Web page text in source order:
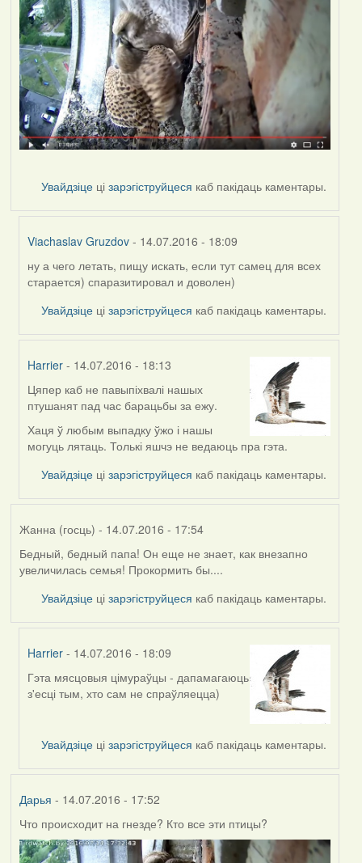
Увайдзіце цізарэгіструйцеся каб пакідаць каментары.
Viachaslav Gruzdov - 14.07.2016 - 18:09
In
reply
Дарья
ну а чего летать, пищу искать, если тут самец для всех
старается) спаразитировал и доволен)
Увайдзіце цізарэгіструйцеся каб пакідаць каментары.
Harrier - 14.07.2016 - 18:13
In
reply
to
by
Цяпер каб не павыпіхвалі нашых
птушанят пад час барацьбы за ежу.
Хаця ў любым выпадку ўжо і нашы
могуць лятаць. Толькі яшчэ не ведаюць пра гэта.
Увайдзіце цізарэгіструйцеся каб пакідаць каментары.
Жанна (госць) - 14.07.2016 - 17:54
Бедный, бедный папа! Он еще не знает, как внезапно
увеличилась семья! Прокормить бы....
Увайдзіце цізарэгіструйцеся каб пакідаць каментары.
Harrier - 14.07.2016 - 18:09
In
reply
Жанна
(госць)
Гэта мясцовыя цімураўцы - дапамагаюць
з'есці тым, хто сам не спраўляецца)
Увайдзіце цізарэгіструйцеся каб пакідаць каментары.
Дарья - 14.07.2016 - 17:52
Что происходит на гнезде? Кто все эти птицы?